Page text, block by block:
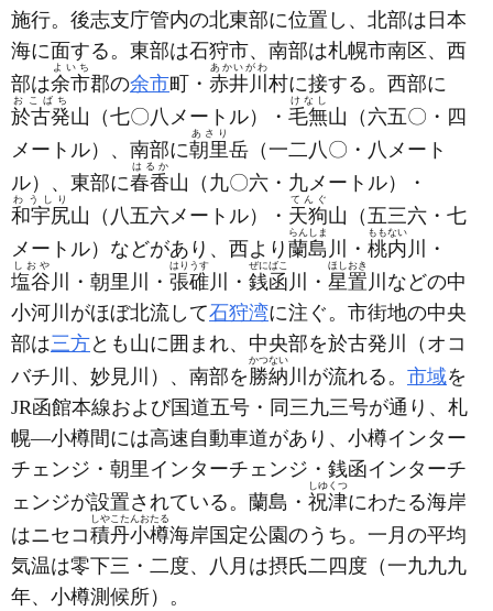
施行。後志支庁管内の北東部に位置し、北部は日本
海に面する。東部は石狩市、南部は札幌市南区、西
部は余市
よいち
郡の余市町・ 赤井川
あかいがわ
村に接する。西部に
於古発
おこばち
山 （七〇八メートル） ・ 毛無
けなし
山 （六五〇・四
メートル） 、南部に朝里
あさり
岳 （一二八〇・八メート
ル） 、東部に春香
はるか
山 （九〇六・九メートル）
・
和宇尻
わうしり
山 （八五六メートル） ・ 天狗
てんぐ
山 （五三六・七
メートル） などがあり、西より 蘭島
らんしま
川・ 桃内
ももない
川・
塩谷
しおや
川・朝里川・ 張碓
はりうす
川・ 銭函
ぜにばこ
川・ 星置
ほしおき
川などの中
小河川がほぼ北流して石狩湾に注ぐ。市街地の中央
部は三方とも山に囲まれ、中央部を於古発川
（オコ
バチ川、妙見川） 、南部を勝納
かつない
川が流れる。 市域を
JR函館本線および国道五号・同三九三号が通り、札
幌―小樽間には高速自動車道があり、小樽インター
チェンジ・朝里インターチェンジ・銭函インターチ
ェンジが設置されている。蘭島・ 祝津
しゆくつ
にわたる海岸
はニセコ積丹小樽
しやこたんおたる
海岸国定公園のうち。一月の平均
気温は零下三・二度、八月は摂氏二四度 （一九九九
年、小樽測候所） 。